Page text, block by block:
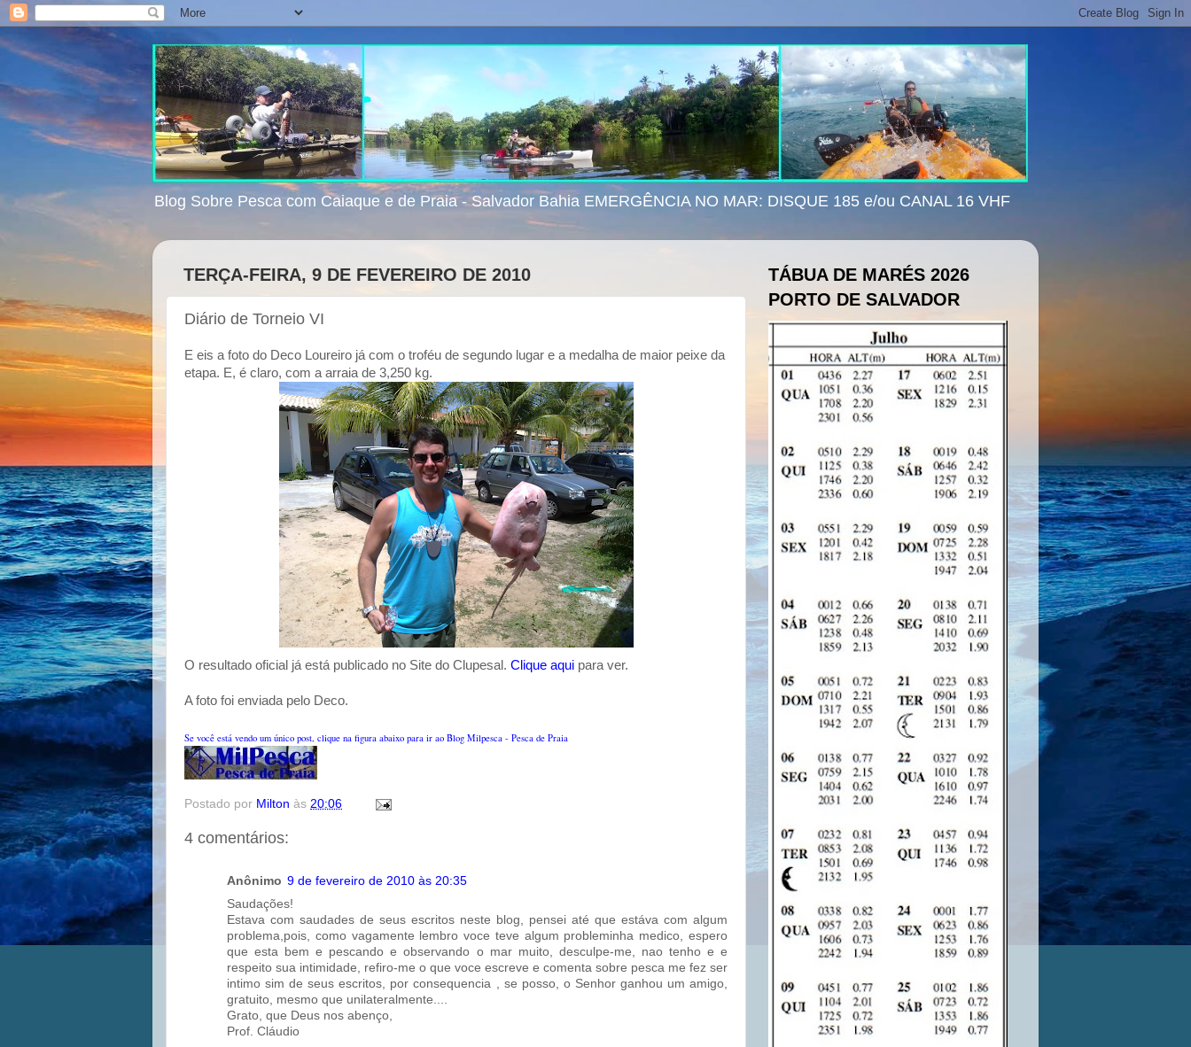
Blog Sobre Pesca com Caiaque e de Praia - Salvador Bahia EMERGÊNCIA NO MAR: DISQUE 185 e/ou CANAL 16 VHF
TERÇA-FEIRA, 9 DE FEVEREIRO DE 2010
Diário de Torneio VI
E eis a foto do Deco Loureiro já com o troféu de segundo lugar e a medalha de maior peixe da
etapa. E, é claro, com a arraia de 3,250 kg.
O resultado oficial já está publicado no Site do Clupesal. Clique aqui para ver.
A foto foi enviada pelo Deco.
Se você está vendo um único post, clique na figura abaixo para ir ao Blog Milpesca - Pesca de Praia
Postado por Milton às 20:06
4 comentários:
Anônimo 9 de fevereiro de 2010 às 20:35
Saudações!
Estava com saudades de seus escritos neste blog, pensei até que estáva com algum
problema,pois, como vagamente lembro voce teve algum probleminha medico, espero
que esta bem e pescando e observando o mar muito, desculpe-me, nao tenho e e
respeito sua intimidade, refiro-me o que voce escreve e comenta sobre pesca me fez ser
intimo sim de seus escritos, por consequencia , se posso, o Senhor ganhou um amigo,
gratuito, mesmo que unilateralmente....
Grato, que Deus nos abenço,
Prof. Cláudio
TÁBUA DE MARÉS 2026
PORTO DE SALVADOR